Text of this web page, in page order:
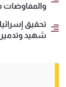
والمفاوضات
شهيد وتدمير 81% من المباني